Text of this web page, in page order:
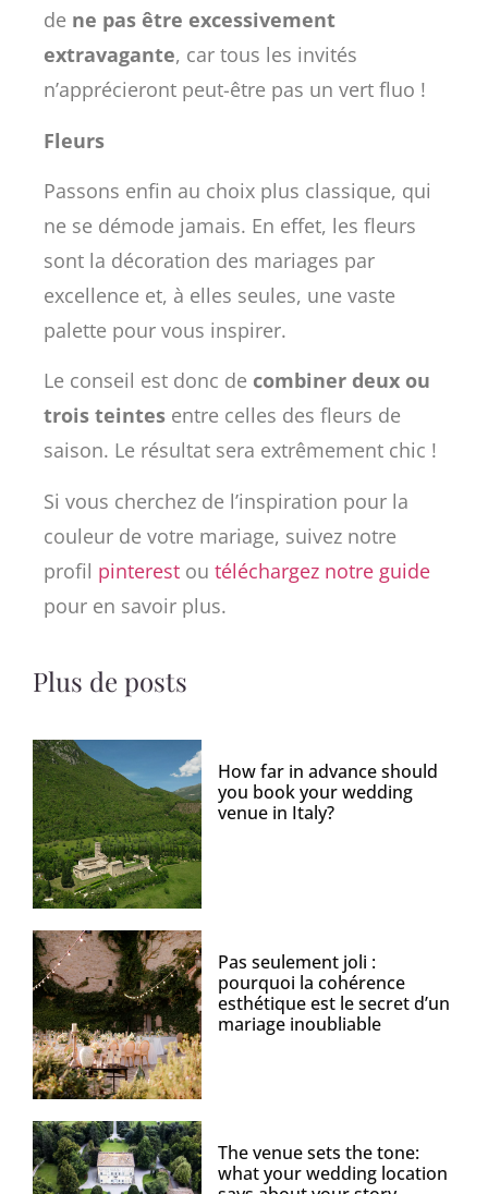
de ne pas être excessivement
extravagante, car tous les invités
n’apprécieront peut-être pas un vert fluo !
Fleurs
Passons enfin au choix plus classique, qui
ne se démode jamais. En effet, les fleurs
sont la décoration des mariages par
excellence et, à elles seules, une vaste
palette pour vous inspirer.
Le conseil est donc de combiner deux ou
trois teintes entre celles des fleurs de
saison. Le résultat sera extrêmement chic !
Si vous cherchez de l’inspiration pour la
couleur de votre mariage, suivez notre
profil pinterest ou téléchargez notre guide
pour en savoir plus.
Plus de posts
How far in advance should
you book your wedding
venue in Italy?
Pas seulement joli :
pourquoi la cohérence
esthétique est le secret d’un
mariage inoubliable
The venue sets the tone:
what your wedding location